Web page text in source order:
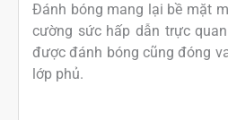
Đánh bóng mang lại bề mặt
cường sức hấp dẫn trực
được đánh bóng cũng đóng
lớp phủ.